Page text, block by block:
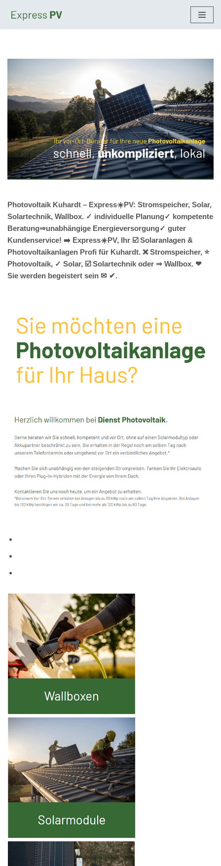
Photovoltaik Kuhardt – Express☀️PV️: Stromspeicher, Solar,
Solartechnik, Wallbox. ✓ individuelle Planung✓ kompetente
Beratung⇒unabhängige Energieversorgung✓ guter
Kundenservice! ➡️ Express☀️PV️, Ihr ☑️ Solaranlagen &
Photovoltaikanlagen Profi für Kuhardt. ❌ Stromspeicher, ⭐
Photovoltaik, ✓ Solar, ☑️ Solartechnik oder ⇒ Wallbox. ❤
Sie werden begeistert sein ✉ ✔.